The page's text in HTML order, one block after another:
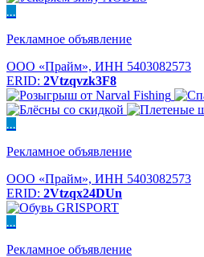
...
Рекламное объявление
ООО «Прайм», ИНН 5403082573
ERID: 2Vtzqvzk3F8
...
Рекламное объявление
ООО «Прайм», ИНН 5403082573
ERID: 2Vtzqx24DUn
...
Рекламное объявление